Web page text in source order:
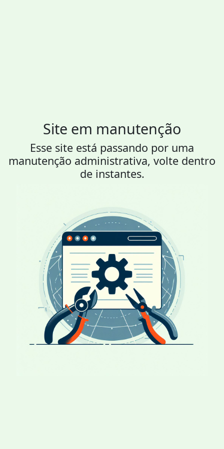
Site em manutenção
Esse site está passando por uma
manutenção administrativa, volte dentro
de instantes.